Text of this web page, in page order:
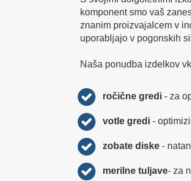
komponent smo vaš
znanim proizvajalcem v
uporabljajo v pogonskih
Naša ponudba izdelkov
ročične gredi - za
votle gredi-
zobate diske-
merilne tuljave- za